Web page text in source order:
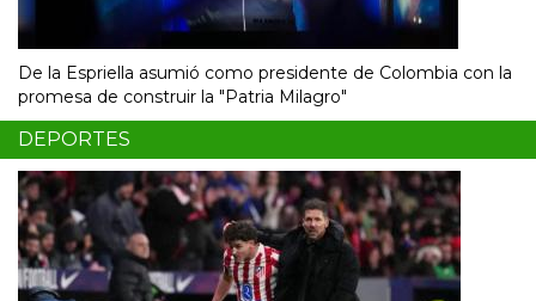
De la Espriella asumió como presidente de Colombia con la
promesa de construir la "Patria Milagro"
DEPORTES